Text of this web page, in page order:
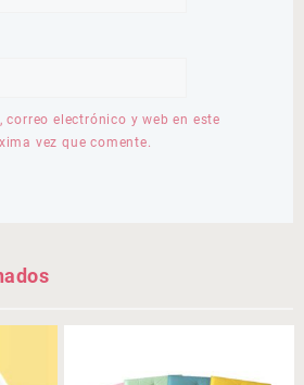
correo electrónico y web en este
vez que comente.